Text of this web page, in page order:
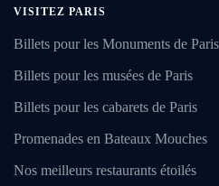
VISITEZ PARIS
Billets pour les Monuments de Paris
Billets pour les musées de Paris
Billets pour les cabarets de Paris
Promenades en Bateaux Mouches
Nos meilleurs restaurants étoilés